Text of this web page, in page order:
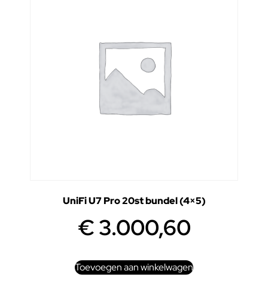
UniFi U7 Pro 20st bundel (4×5)
€3.000,60
Toevoegen aan winkelwagen